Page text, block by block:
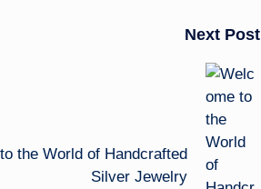
Next Post
the World of Handcrafted
Silver Jewelry